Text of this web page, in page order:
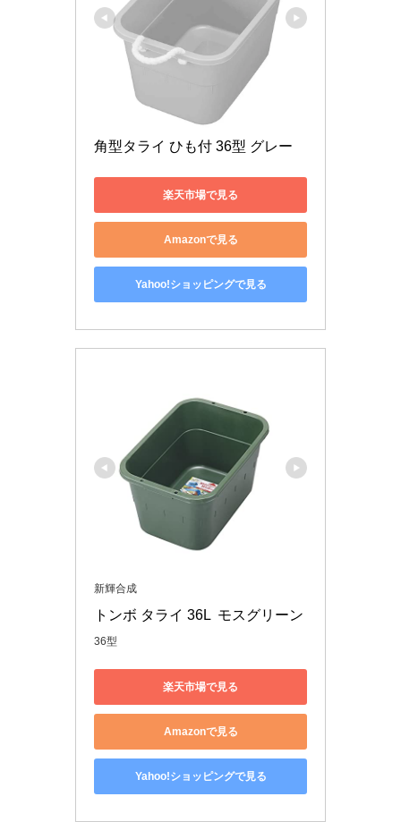
角型タライ ひも付 36型 グレー
楽天市場で見る
Amazonで見る
Yahoo!ショッピングで見る
新輝合成
トンボ タライ 36L  モスグリーン
36型
楽天市場で見る
Amazonで見る
Yahoo!ショッピングで見る